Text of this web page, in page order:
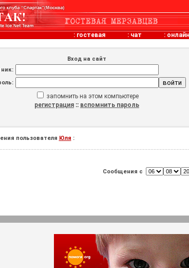
: гостевая : чат :
Вход на сайт
запомнить на этом компьютере
регистрация :: вспомнить пароль
пользователя Юля :
Сообщения с